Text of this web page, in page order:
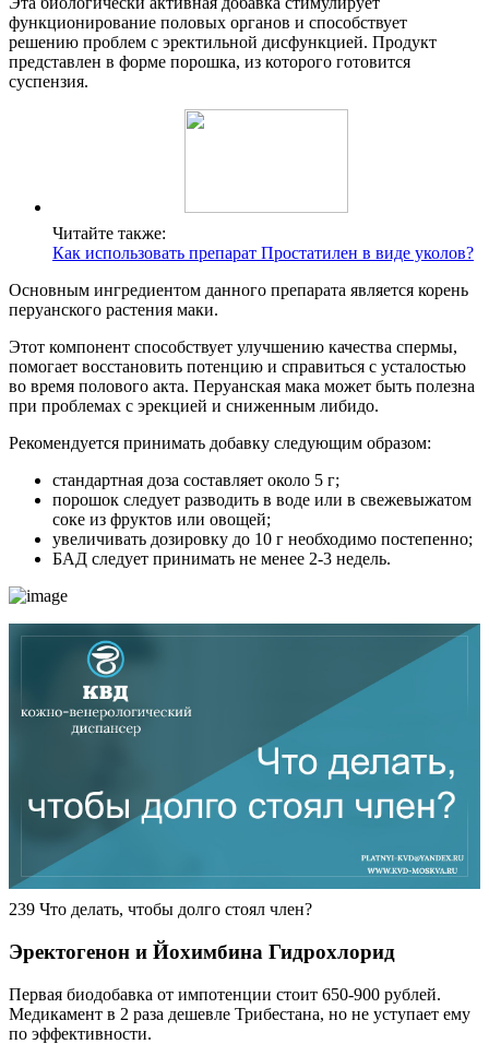
функционирование половых органов и способствует
решению проблем с эректильной дисфункцией. Продукт
представлен в форме порошка, из которого готовится
суспензия.
Читайте также:
Как использовать препарат Простатилен в виде уколов?
Основным ингредиентом данного препарата является корень
перуанского растения маки.
Этот компонент способствует улучшению качества спермы,
помогает восстановить потенцию и справиться с усталостью
во время полового акта. Перуанская мака может быть полезна
при проблемах с эрекцией и сниженным либидо.
Рекомендуется принимать добавку следующим образом:
стандартная доза составляет около 5 г;
порошок следует разводить в воде или в свежевыжатом
соке из фруктов или овощей;
увеличивать дозировку до 10 г необходимо постепенно;
БАД следует принимать не менее 2-3 недель.
239 Что делать, чтобы долго стоял член?
Эректогенон и Йохимбина Гидрохлорид
Первая биодобавка от импотенции стоит 650-900 рублей.
Медикамент в 2 раза дешевле Трибестана, но не уступает ему
по эффективности.